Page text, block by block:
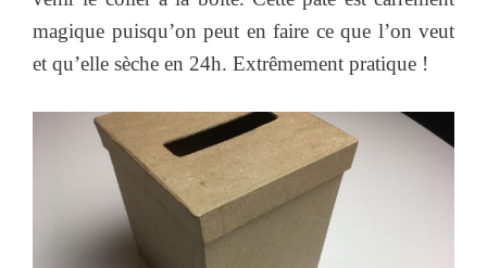
magique puisqu’on peut en faire ce que l’on veut
et qu’elle sèche en 24h. Extrêmement pratique !